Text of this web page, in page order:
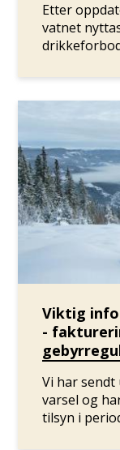
Etter
vatnet
Viktig
-
Vi har
varsel og
tilsyn i